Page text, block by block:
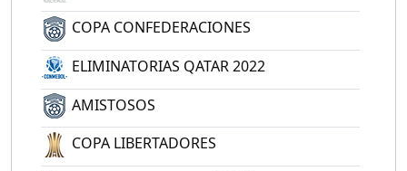
COPA CONFEDERACIONES
ELIMINATORIAS QATAR 2022
AMISTOSOS
COPA LIBERTADORES